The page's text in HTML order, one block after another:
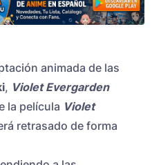
animada de las
, Violet Evergarden
la película Violet
retrasado de forma